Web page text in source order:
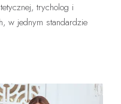
trycholog i
w jednym standardzie